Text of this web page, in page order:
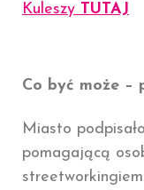
Kuleszy TUTAJ
Co być może –
Miasto
pomagającą